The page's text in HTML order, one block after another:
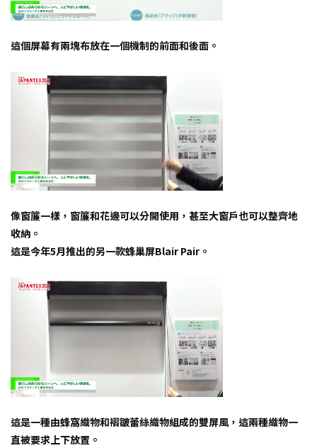
這個屏幕有兩塊布放在一個機制的前面和後面。
像窗簾一樣，窗簾和花邊可以分開使用，甚至大窗戶也可以整齊地
收納。
這是今年5月推出的另一款蜂巢屏Blair Pair。
這是一種由蜂窩織物和褶皺蕾絲織物組成的雙屏風，這兩種織物一
直被要求上下放置。